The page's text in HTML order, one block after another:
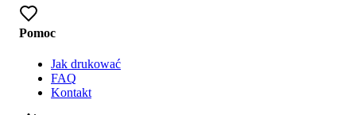
Pomoc
Jak drukować
FAQ
Kontakt